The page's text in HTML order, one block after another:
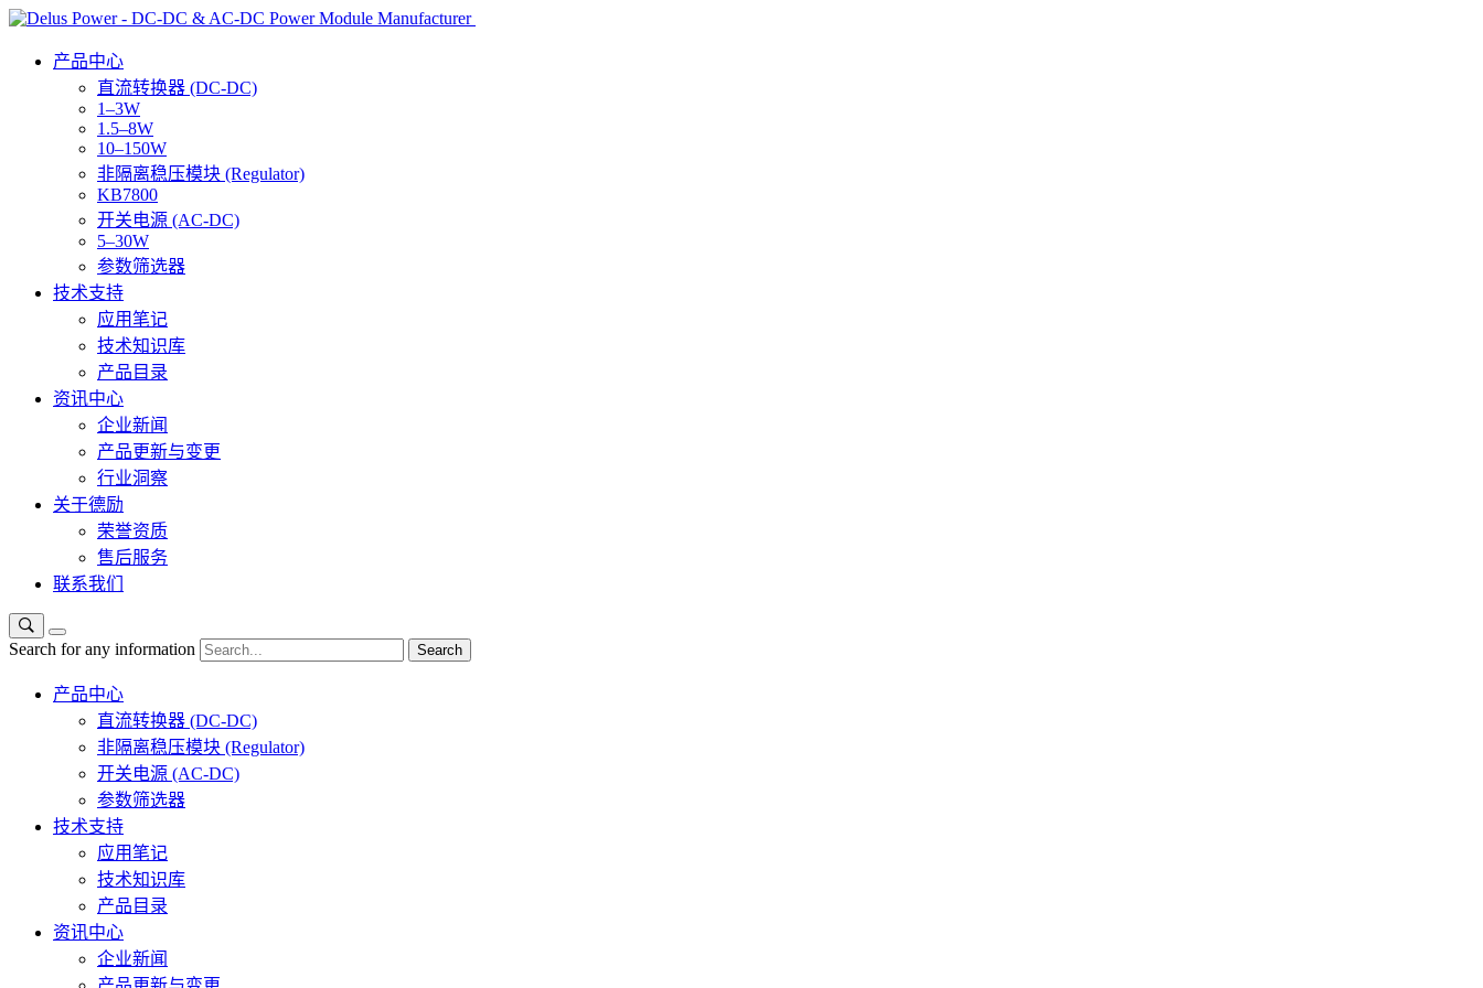
产品中心
直流转换器 (DC-DC)
1–3W
1.5–8W
10–150W
非隔离稳压模块 (Regulator)
KB7800
开关电源 (AC-DC)
5–30W
参数筛选器
技术支持
应用笔记
技术知识库
产品目录
资讯中心
企业新闻
产品更新与变更
行业洞察
关于德励
荣誉资质
售后服务
联系我们
Search for any information Search
产品中心
直流转换器 (DC-DC)
非隔离稳压模块 (Regulator)
开关电源 (AC-DC)
参数筛选器
技术支持
应用笔记
技术知识库
产品目录
资讯中心
企业新闻